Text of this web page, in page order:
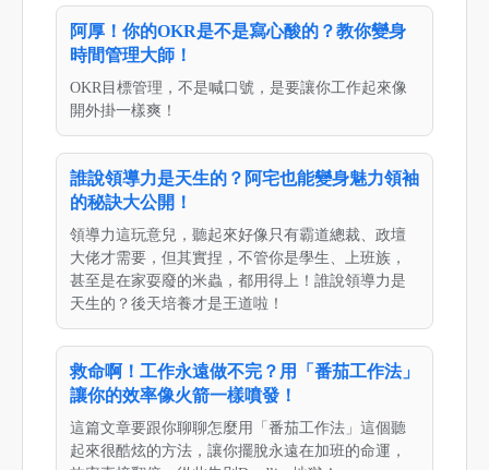
阿厚！你的OKR是不是寫心酸的？教你變身
時間管理大師！
OKR目標管理，不是喊口號，是要讓你工作起來像
開外掛一樣爽！
誰說領導力是天生的？阿宅也能變身魅力領袖
的秘訣大公開！
領導力這玩意兒，聽起來好像只有霸道總裁、政壇
大佬才需要，但其實捏，不管你是學生、上班族，
甚至是在家耍廢的米蟲，都用得上！誰說領導力是
天生的？後天培養才是王道啦！
救命啊！工作永遠做不完？用「番茄工作法」
讓你的效率像火箭一樣噴發！
這篇文章要跟你聊聊怎麼用「番茄工作法」這個聽
起來很酷炫的方法，讓你擺脫永遠在加班的命運，